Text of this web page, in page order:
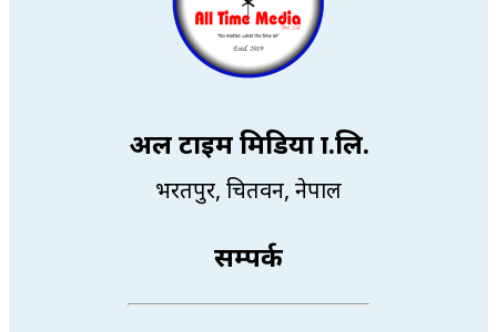
अल टाइम मिडिया प्रा.लि.
भरतपुर, चितवन, नेपाल
सम्पर्क